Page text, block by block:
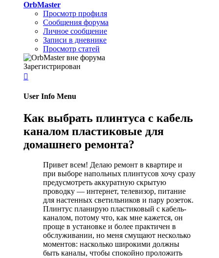
OrbMaster
Просмотр профиля
Сообщения форума
Личное сообщение
Записи в дневнике
Просмотр статей
Зарегистрирован

User Info Menu
Как выбрать плинтуса с кабель
каналом пластиковые для
домашнего ремонта?
Привет всем! Делаю ремонт в квартире и
при выборе напольных плинтусов хочу сразу
предусмотреть аккуратную скрытую
проводку — интернет, телевизор, питание
для настенных светильников и пару розеток.
Плинтус планирую пластиковый с кабель-
каналом, потому что, как мне кажется, он
проще в установке и более практичен в
обслуживании, но меня смущают несколько
моментов: насколько широкими должны
быть каналы, чтобы спокойно проложить